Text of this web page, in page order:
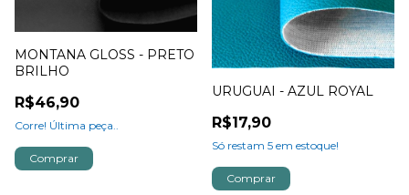
MONTANA GLOSS - PRETO
BRILHO
R$46,90
Corre! Última peça..
URUGUAI - AZUL ROYAL
R$17,90
Só restam 5 em estoque!